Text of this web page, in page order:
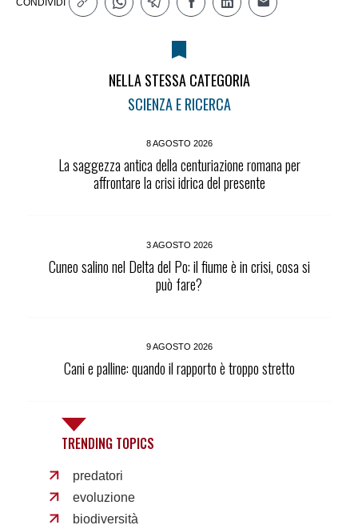
CONDIVIDI
NELLA STESSA CATEGORIA
SCIENZA E RICERCA
8 AGOSTO 2026
La saggezza antica della centuriazione romana per
affrontare la crisi idrica del presente
3 AGOSTO 2026
Cuneo salino nel Delta del Po: il fiume è in crisi, cosa si
può fare?
9 AGOSTO 2026
Cani e palline: quando il rapporto è troppo stretto
TRENDING TOPICS
predatori
evoluzione
biodiversità